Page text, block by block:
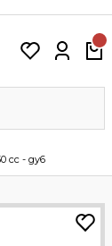
cc - gy6